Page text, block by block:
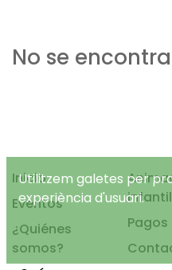
No se
Inicio
Eventos
¿Quiénes
somos?
Pagos
Utilitzem galetes per
experiència d'usuari.